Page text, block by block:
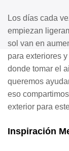
Los días cada
empiezan
sol van en
para exteriores y
donde tomar el
queremos
eso
exterior para
Inspiración